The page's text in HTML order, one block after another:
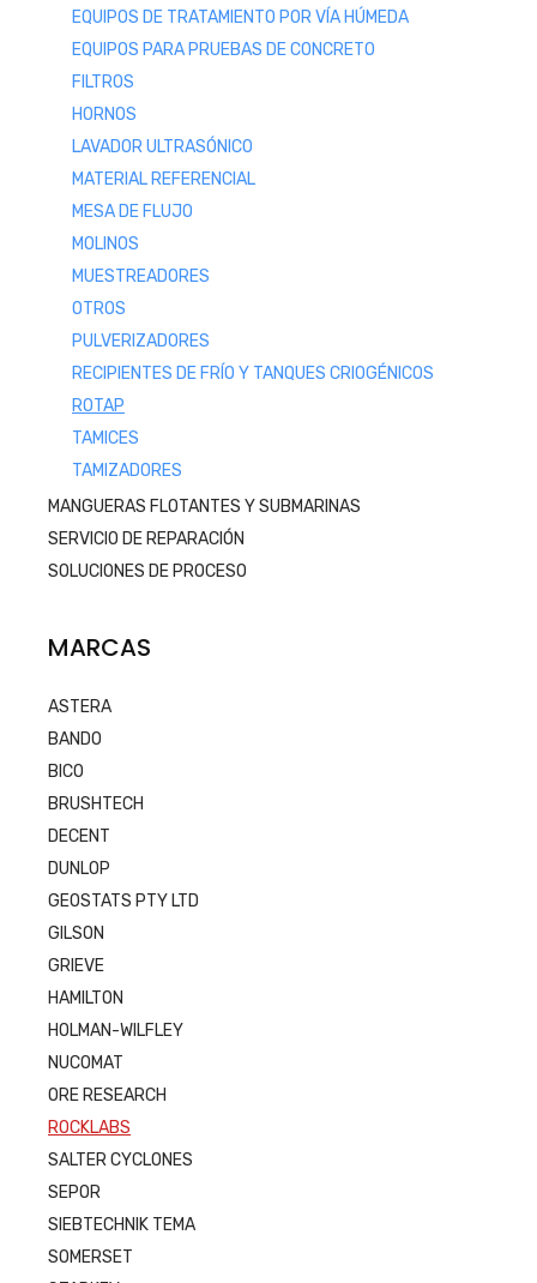
EQUIPOS DE TRATAMIENTO POR VÍA HÚMEDA
EQUIPOS PARA PRUEBAS DE CONCRETO
FILTROS
HORNOS
LAVADOR ULTRASÓNICO
MATERIAL REFERENCIAL
MESA DE FLUJO
MOLINOS
MUESTREADORES
OTROS
PULVERIZADORES
RECIPIENTES DE FRÍO Y TANQUES CRIOGÉNICOS
ROTAP
TAMICES
TAMIZADORES
MANGUERAS FLOTANTES Y SUBMARINAS
SERVICIO DE REPARACIÓN
SOLUCIONES DE PROCESO
MARCAS
ASTERA
BANDO
BICO
BRUSHTECH
DECENT
DUNLOP
GEOSTATS PTY LTD
GILSON
GRIEVE
HAMILTON
HOLMAN-WILFLEY
NUCOMAT
ORE RESEARCH
ROCKLABS
SALTER CYCLONES
SEPOR
SIEBTECHNIK TEMA
SOMERSET